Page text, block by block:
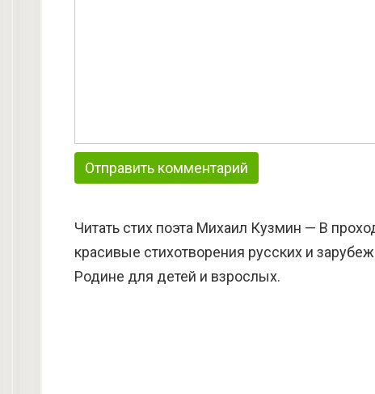
Читать стих поэта Михаил Кузмин — В
красивые стихотворения русских и
Родине для детей и взрослых.